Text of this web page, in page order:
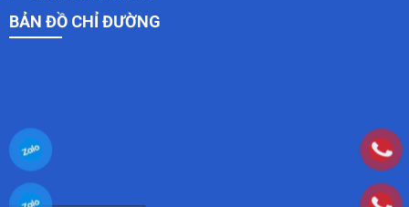
BẢN ĐỒ CHỈ ĐƯỜNG